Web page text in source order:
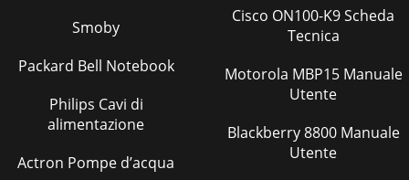
Smoby
Packard Bell Notebook
Philips Cavi di
alimentazione
Actron Pompe d’acqua
Cisco ON100-K9 Scheda
Tecnica
Motorola MBP15 Manuale
Utente
Blackberry 8800 Manuale
Utente